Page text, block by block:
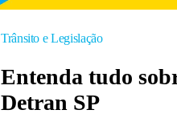
Trânsito e Legislação
Entenda tudo
Detran SP